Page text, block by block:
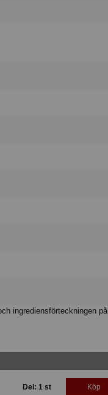
ingrediensförteckningen på
Del: 1 st Köp